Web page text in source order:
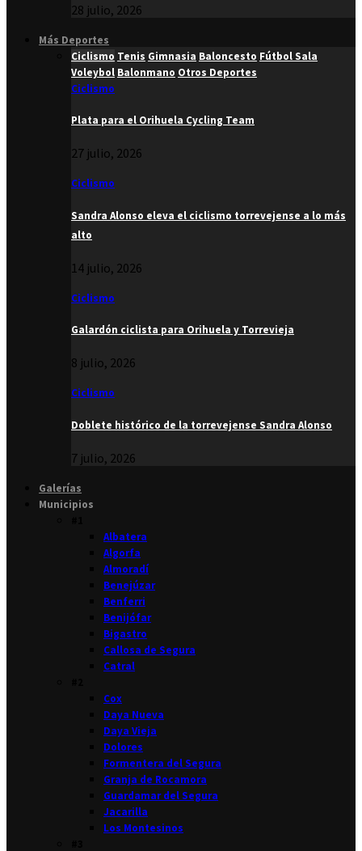
28 julio, 2026
Más Deportes
Ciclismo Tenis Gimnasia Baloncesto Fútbol Sala
Voleybol Balonmano Otros Deportes
Ciclismo
Plata para el Orihuela Cycling Team
27 julio, 2026
Ciclismo
Sandra Alonso eleva el ciclismo torrevejense a lo más
alto
14 julio, 2026
Ciclismo
Galardón ciclista para Orihuela y Torrevieja
8 julio, 2026
Ciclismo
Doblete histórico de la torrevejense Sandra Alonso
7 julio, 2026
Galerías
Municipios
Albatera
Algorfa
Almoradí
Benejúzar
Benferri
Benijófar
Bigastro
Callosa de Segura
Catral
Cox
Daya Nueva
Daya Vieja
Dolores
Formentera del Segura
Granja de Rocamora
Guardamar del Segura
Jacarilla
Los Montesinos